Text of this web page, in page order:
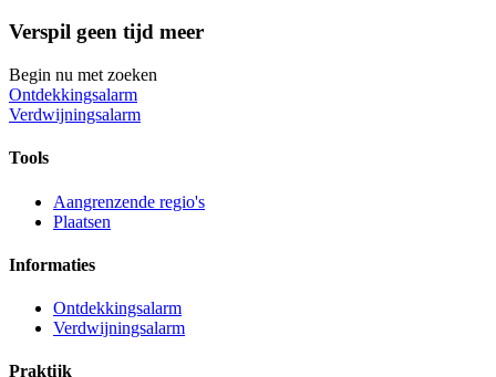
Verspil geen tijd meer
Begin nu met zoeken
Ontdekkingsalarm
Verdwijningsalarm
Tools
Aangrenzende regio's
Plaatsen
Informaties
Ontdekkingsalarm
Verdwijningsalarm
Praktijk